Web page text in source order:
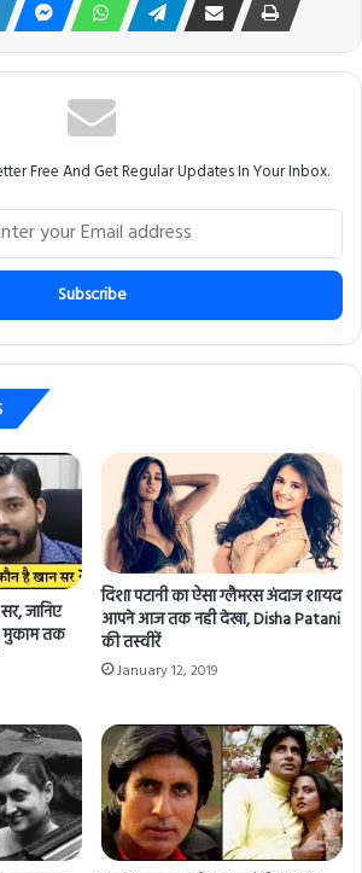
Free And Get Regular Updates In Your Inbox.
जानिए
मुकाम तक
दिशा पटानी का ऐसा ग्लैमरस अंदाज शायद
आपने आज तक नही देखा, Disha Patani
की तस्वीरें
January 12, 2019